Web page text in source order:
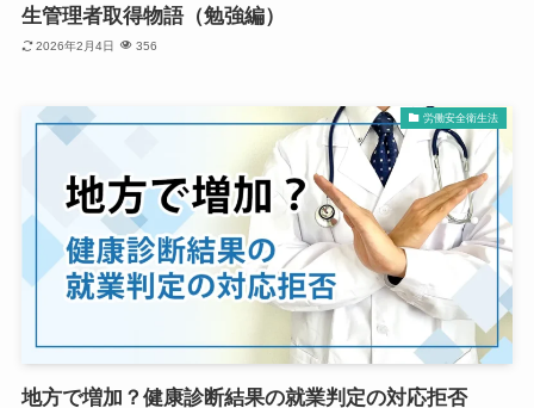
生管理者取得物語（勉強編）
2026年2月4日 356
労働安全衛生法
地方で増加？健康診断結果の就業判定の対応拒否